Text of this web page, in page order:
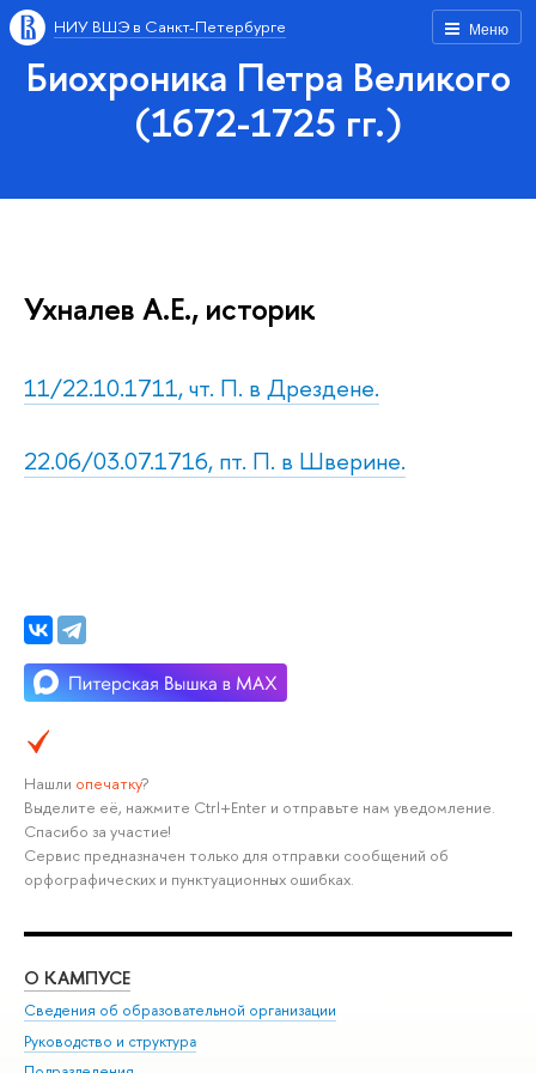
Меню
НИУ ВШЭ в Санкт-Петербурге
Биохроника Петра Великого
(1672-1725 гг.)
Ухналев А.Е., историк
11/22.10.1711, чт. П. в Дрездене.
22.06/03.07.1716, пт. П. в Шверине.
Нашли опечатку?
Выделите её, нажмите Ctrl+Enter и отправьте нам уведомление.
Спасибо за участие!
Сервис предназначен только для отправки сообщений об
орфографических и пунктуационных ошибках.
О КАМПУСЕ
Сведения об образовательной организации
Руководство и структура